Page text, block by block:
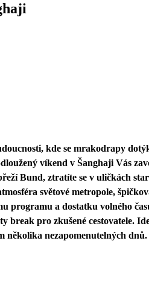
kde se mrakodrapy
víkend v Šanghaji Vás
Bund, ztratíte se v uličkách
světové metropole,
programu a dostatku volného
break pro zkušené cestovatele.
několika nezapomenutelných dnů.